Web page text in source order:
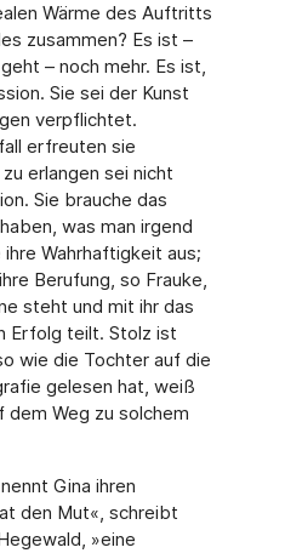
Wärme des Auftritts
zusammen? Es ist –
– noch mehr. Es ist,
Sie sei der Kunst
verpflichtet.
erfreuten sie
erlangen sei nicht
Sie brauche das
was man irgend
Wahrhaftigkeit aus;
Berufung, so Frauke,
steht und mit ihr das
Erfolg teilt. Stolz ist
wie die Tochter auf die
gelesen hat, weiß
dem Weg zu solchem
Gina ihren
den Mut«, schreibt
»eine